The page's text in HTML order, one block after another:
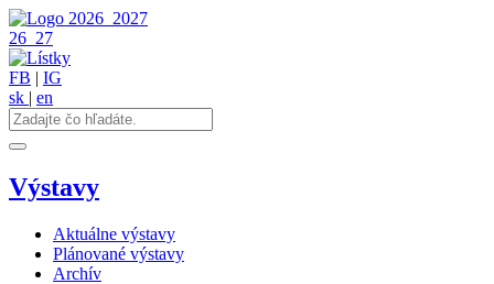
2026 2027
26 27
FB | IG
sk | en
Výstavy
Aktuálne výstavy
Plánované výstavy
Archív